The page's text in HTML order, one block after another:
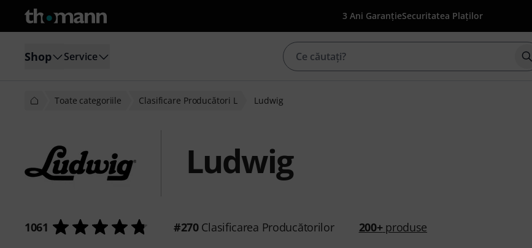
3 Ani GaranțieSecuritatea Plaților
Shop Service
Toate categoriile Clasificare Producători L Ludwig
Ludwig
1061 #270Clasificarea Producătorilor 200+produse